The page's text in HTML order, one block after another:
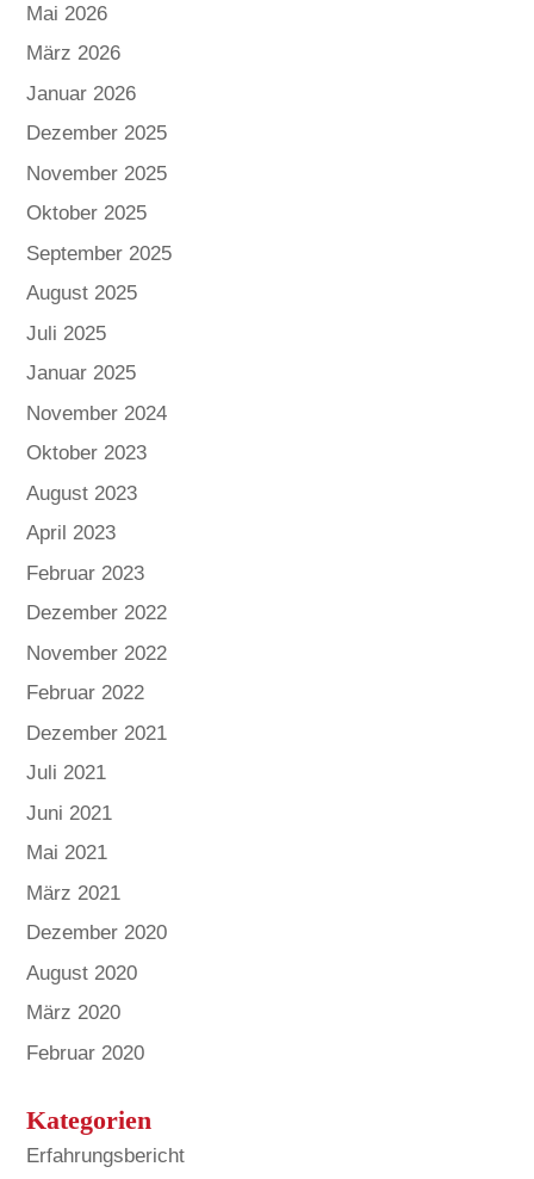
Mai 2026
März 2026
Januar 2026
Dezember 2025
November 2025
Oktober 2025
September 2025
August 2025
Juli 2025
Januar 2025
November 2024
Oktober 2023
August 2023
April 2023
Februar 2023
Dezember 2022
November 2022
Februar 2022
Dezember 2021
Juli 2021
Juni 2021
Mai 2021
März 2021
Dezember 2020
August 2020
März 2020
Februar 2020
Kategorien
Erfahrungsbericht